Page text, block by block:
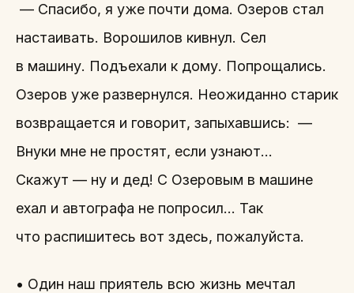
— Спасибо, я уже почти дома. Озеров стал
настаивать. Ворошилов кивнул. Сел
в машину. Подъехали к дому. Попрощались.
Озеров уже развернулся. Неожиданно старик
возвращается и говорит, запыхавшись: —
Внуки мне не простят, если узнают…
Скажут — ну и дед! С Озеровым в машине
ехал и автографа не попросил… Так
что распишитесь вот здесь, пожалуйста.
• Один наш приятель всю жизнь мечтал